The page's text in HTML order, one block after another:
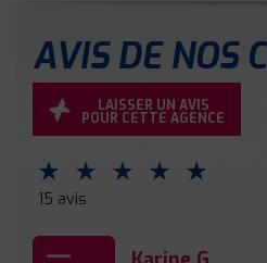
AVIS DE NOS
LAISSER UN AVIS
POUR CETTE AGENCE
⋆ ⋆ ⋆ ⋆ ⋆
15 avis